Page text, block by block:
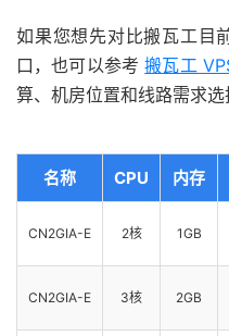
如果您想先对比搬瓦工目
口，也可以参考搬瓦工
算、机房位置和线路需求选
名称 CPU 内存
CN2GIA-E 2核 1GB
CN2GIA-E 3核 2GB